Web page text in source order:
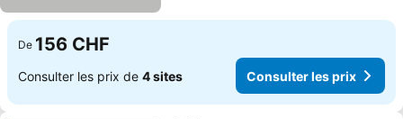
De 156 CHF
Consulter les prix de 4 sites Consulter les prix